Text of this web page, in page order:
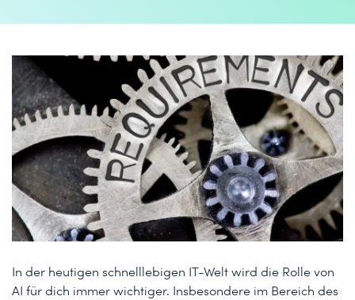
In der heutigen schnelllebigen IT-Welt wird die Rolle von
AI für dich immer wichtiger. Insbesondere im Bereich des